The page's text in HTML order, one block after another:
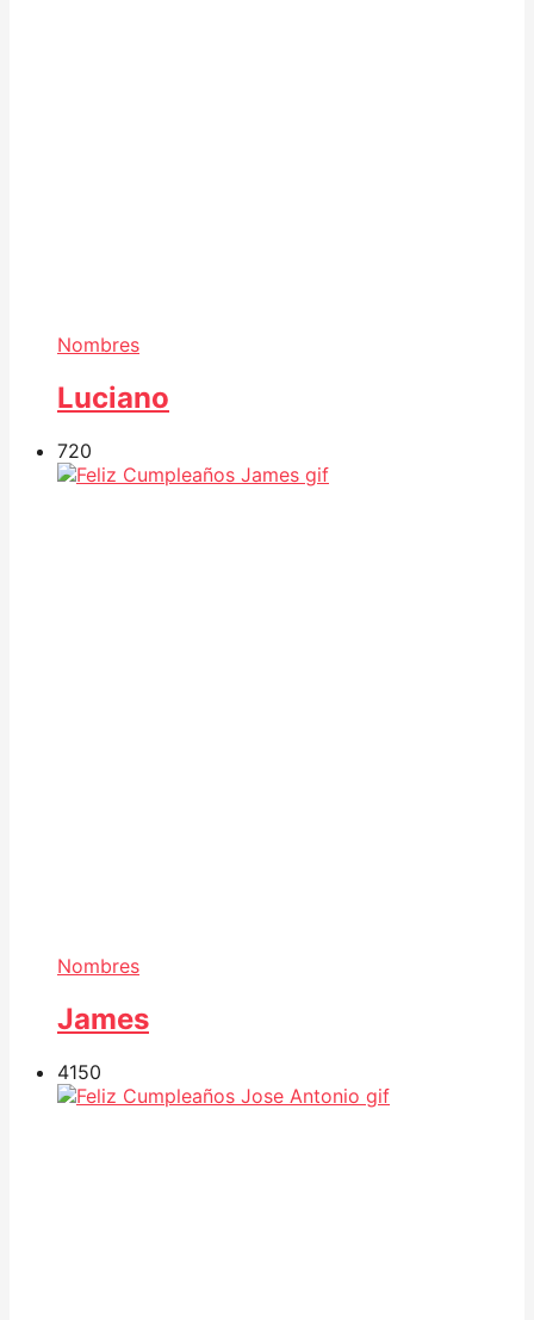
Nombres
Luciano
720
Nombres
James
4150